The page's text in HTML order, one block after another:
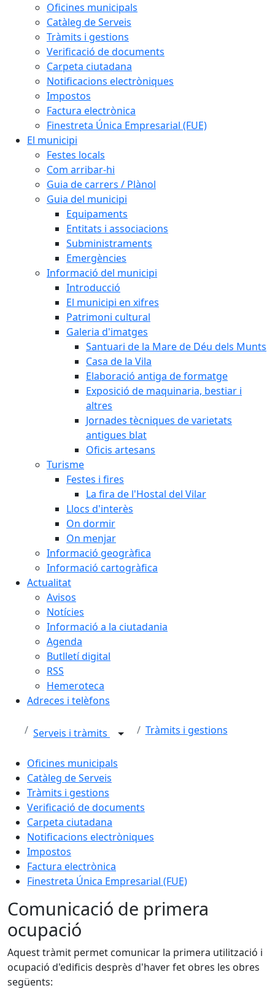
Oficines municipals
Catàleg de Serveis
Tràmits i gestions
Verificació de documents
Carpeta ciutadana
Notificacions electròniques
Impostos
Factura electrònica
Finestreta Única Empresarial (FUE)
El municipi
Festes locals
Com arribar-hi
Guia de carrers / Plànol
Guia del municipi
Equipaments
Entitats i associacions
Subministraments
Emergències
Informació del municipi
Introducció
El municipi en xifres
Patrimoni cultural
Galeria d'imatges
Santuari de la Mare de Déu dels Munts
Casa de la Vila
Elaboració antiga de formatge
Exposició de maquinaria, bestiar i
altres
Jornades tècniques de varietats
antigues blat
Oficis artesans
Turisme
Festes i fires
La fira de l'Hostal del Vilar
Llocs d'interès
On dormir
On menjar
Informació geogràfica
Informació cartogràfica
Actualitat
Avisos
Notícies
Informació a la ciutadania
Agenda
Butlletí digital
RSS
Hemeroteca
Adreces i telèfons
Serveis i tràmits Tràmits i gestions
Oficines municipals
Catàleg de Serveis
Tràmits i gestions
Verificació de documents
Carpeta ciutadana
Notificacions electròniques
Impostos
Factura electrònica
Finestreta Única Empresarial (FUE)
Comunicació de primera
ocupació
Aquest tràmit permet comunicar la primera utilització i
ocupació d'edificis desprès d'haver fet obres les obres
següents: